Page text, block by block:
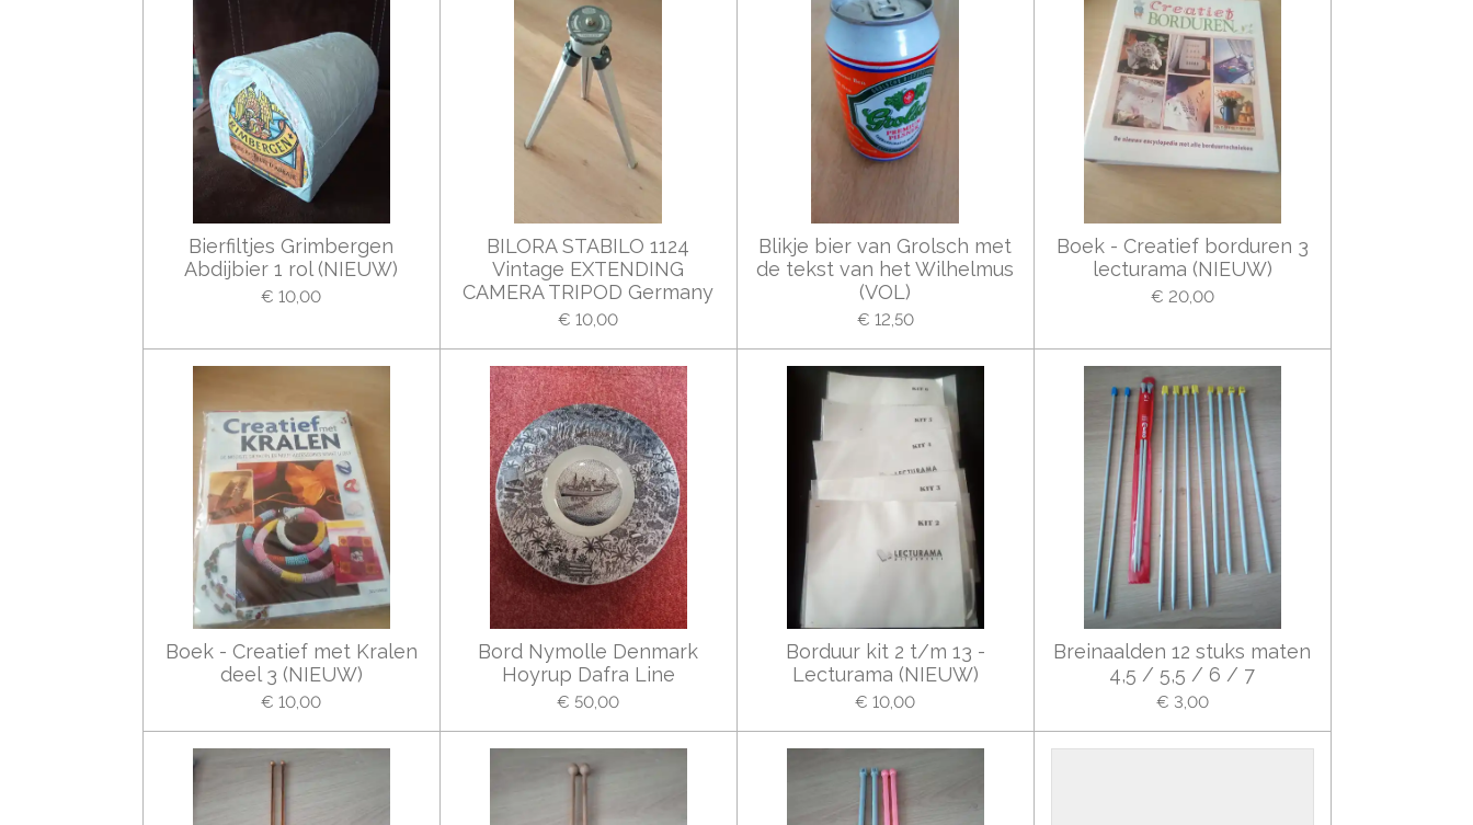
Bierfiltjes Grimbergen
Abdijbier 1 rol (NIEUW)
€ 10,00
BILORA STABILO 1124
Vintage EXTENDING
CAMERA TRIPOD Germany
€ 10,00
Blikje bier van Grolsch met
de tekst van het Wilhelmus
(VOL)
€ 12,50
Boek - Creatief borduren 3
lecturama (NIEUW)
€ 20,00
Boek - Creatief met Kralen
deel 3 (NIEUW)
€ 10,00
Bord Nymolle Denmark
Hoyrup Dafra Line
€ 50,00
Borduur kit 2 t/m 13 -
Lecturama (NIEUW)
€ 10,00
Breinaalden 12 stuks maten
4,5 / 5,5 / 6 / 7
€ 3,00